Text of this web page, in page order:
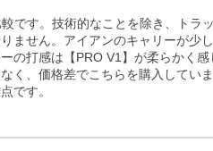
較です。技術的なことを除き、ト
ません。アイアンのキャリーが少
の打感は【PRO V1】が柔らかく
く、価格差でこちらを購入してい
です。